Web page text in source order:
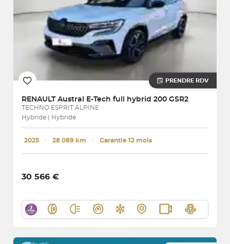
PRENDRE RDV
RENAULT Austral E-Tech full hybrid 200 GSR2
TECHNO ESPRIT ALPINE
Hybride | Hybride
2025 ･ 28 089 km ･ Garantie 12 mois
30 566 €